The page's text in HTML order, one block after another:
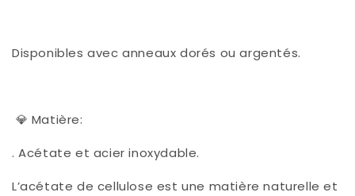
Disponibles avec anneaux dorés ou argentés.
💎 Matière:
. Acétate et acier inoxydable.
L’acétate de cellulose est une matière naturelle et